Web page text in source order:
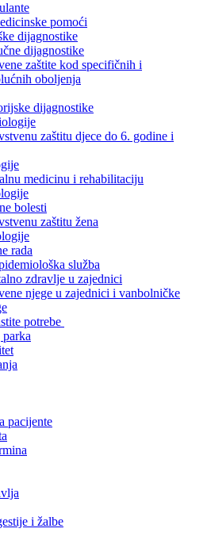
pomoći
dijagnostike
dijagnostike
zaštite kod specifičnih i
oboljenja
dijagnostike
zaštitu djece do 6. godine i
medicinu i rehabilitaciju
bolesti
zaštitu žena
rada
služba
zdravlje u zajednici
njege u zajednici i vanbolničke
potrebe
pacijente
i žalbe